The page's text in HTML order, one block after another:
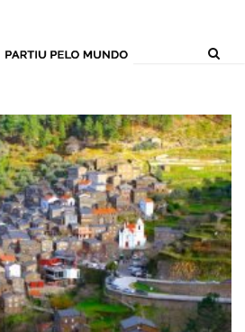
true);